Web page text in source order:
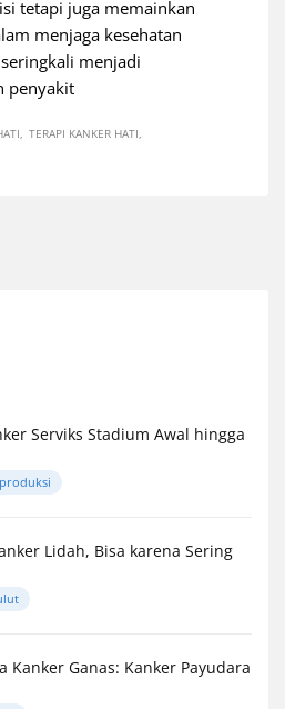
tetapi juga memainkan
menjaga kesehatan
menjadi
penyakit
TERAPI KANKER HATI
Serviks Stadium Awal hingga
Lidah, Bisa karena Sering
Kanker Ganas: Kanker Payudara